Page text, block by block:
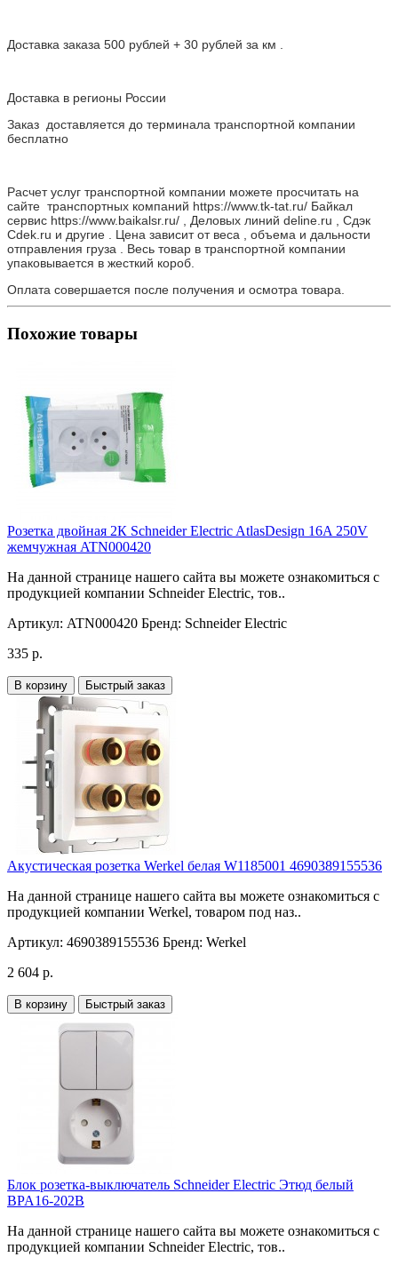
Доставка заказа 500 рублей + 30 рублей за км .
Доставка в регионы России
Заказ доставляется до терминала транспортной компании
бесплатно
Расчет услуг транспортной компании можете просчитать на
сайте транспортных компаний https://www.tk-tat.ru/ Байкал
сервис https://www.baikalsr.ru/ , Деловых линий deline.ru , Сдэк
Cdek.ru и другие . Цена зависит от веса , объема и дальности
отправления груза . Весь товар в транспортной компании
упаковывается в жесткий короб.
Оплата совершается после получения и осмотра товара.
Похожие товары
Розетка двойная 2К Schneider Electric AtlasDesign 16A 250V
жемчужная ATN000420
На данной странице нашего сайта вы можете ознакомиться с
продукцией компании Schneider Electric, тов..
Артикул: ATN000420 Бренд: Schneider Electric
335 р.
В корзину Быстрый заказ
Акустическая розетка Werkel белая W1185001 4690389155536
На данной странице нашего сайта вы можете ознакомиться с
продукцией компании Werkel, товаром под наз..
Артикул: 4690389155536 Бренд: Werkel
2 604 р.
В корзину Быстрый заказ
Блок розетка-выключатель Schneider Electric Этюд белый
BPA16-202B
На данной странице нашего сайта вы можете ознакомиться с
продукцией компании Schneider Electric, тов..